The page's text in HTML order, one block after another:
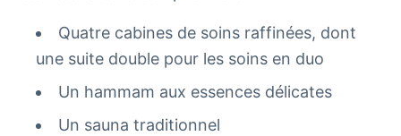
Quatre cabines de soins raffinées, dont
une suite double pour les soins en duo
Un hammam aux essences délicates
Un sauna traditionnel